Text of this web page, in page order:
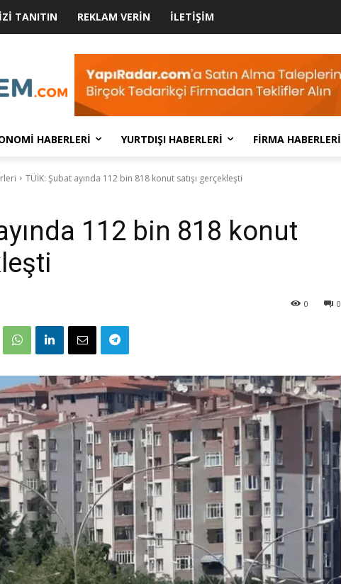
TANITIN REKLAM VERIN İLETIŞIM
HABERLERI YURTDIŞI HABERLERI FIRMA HABERLERI
TÜİK: Şubat ayında 112 bin 818 konut satışı gerçekleşti
112 bin 818 konut
0
0